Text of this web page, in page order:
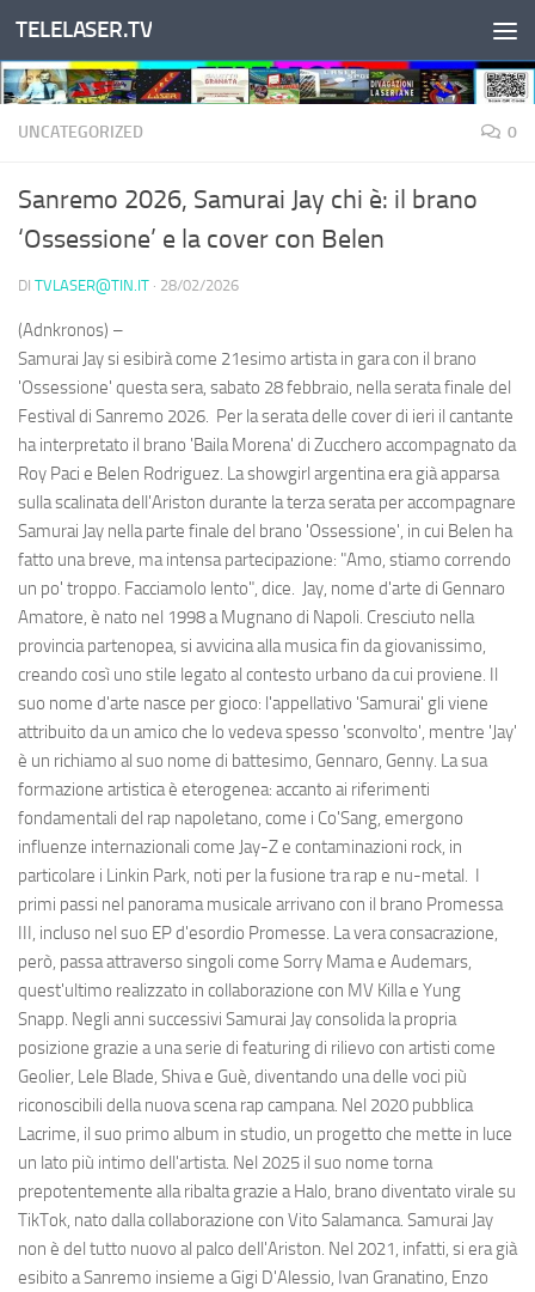
Salta al contenuto
TELELASER.TV
UNCATEGORIZED 0
Sanremo 2026, Samurai Jay chi è: il brano
‘Ossessione’ e la cover con Belen
DI TVLASER@TIN.IT · 28/02/2026
(Adnkronos) –
Samurai Jay si esibirà come 21esimo artista in gara con il brano
'Ossessione' questa sera, sabato 28 febbraio, nella serata finale del
Festival di Sanremo 2026. Per la serata delle cover di ieri il cantante
ha interpretato il brano 'Baila Morena' di Zucchero accompagnato da
Roy Paci e Belen Rodriguez. La showgirl argentina era già apparsa
sulla scalinata dell'Ariston durante la terza serata per accompagnare
Samurai Jay nella parte finale del brano 'Ossessione', in cui Belen ha
fatto una breve, ma intensa partecipazione: "Amo, stiamo correndo
un po' troppo. Facciamolo lento", dice. Jay, nome d'arte di Gennaro
Amatore, è nato nel 1998 a Mugnano di Napoli. Cresciuto nella
provincia partenopea, si avvicina alla musica fin da giovanissimo,
creando così uno stile legato al contesto urbano da cui proviene. Il
suo nome d'arte nasce per gioco: l'appellativo 'Samurai' gli viene
attribuito da un amico che lo vedeva spesso 'sconvolto', mentre 'Jay'
è un richiamo al suo nome di battesimo, Gennaro, Genny. La sua
formazione artistica è eterogenea: accanto ai riferimenti
fondamentali del rap napoletano, come i Co'Sang, emergono
influenze internazionali come Jay-Z e contaminazioni rock, in
particolare i Linkin Park, noti per la fusione tra rap e nu-metal. I
primi passi nel panorama musicale arrivano con il brano Promessa
III, incluso nel suo EP d'esordio Promesse. La vera consacrazione,
però, passa attraverso singoli come Sorry Mama e Audemars,
quest'ultimo realizzato in collaborazione con MV Killa e Yung
Snapp. Negli anni successivi Samurai Jay consolida la propria
posizione grazie a una serie di featuring di rilievo con artisti come
Geolier, Lele Blade, Shiva e Guè, diventando una delle voci più
riconoscibili della nuova scena rap campana. Nel 2020 pubblica
Lacrime, il suo primo album in studio, un progetto che mette in luce
un lato più intimo dell'artista. Nel 2025 il suo nome torna
prepotentemente alla ribalta grazie a Halo, brano diventato virale su
TikTok, nato dalla collaborazione con Vito Salamanca. Samurai Jay
non è del tutto nuovo al palco dell'Ariston. Nel 2021, infatti, si era già
esibito a Sanremo insieme a Gigi D'Alessio, Ivan Granatino, Enzo